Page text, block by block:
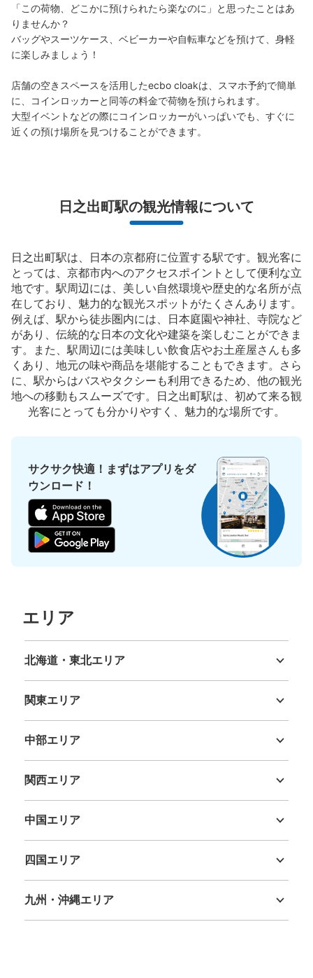
「この荷物、どこかに預けられたら楽なのに」と思ったことはあ
りませんか？
バッグやスーツケース、ベビーカーや自転車などを預けて、身軽
に楽しみましょう！
店舗の空きスペースを活用したecbo cloakは、スマホ予約で簡単
に、コインロッカーと同等の料金で荷物を預けられます。
大型イベントなどの際にコインロッカーがいっぱいでも、すぐに
近くの預け場所を見つけることができます。
日之出町駅の観光情報について
日之出町駅は、日本の京都府に位置する駅です。観光客に
とっては、京都市内へのアクセスポイントとして便利な立
地です。駅周辺には、美しい自然環境や歴史的な名所が点
在しており、魅力的な観光スポットがたくさんあります。
例えば、駅から徒歩圏内には、日本庭園や神社、寺院など
があり、伝統的な日本の文化や建築を楽しむことができま
す。また、駅周辺には美味しい飲食店やお土産屋さんも多
くあり、地元の味や商品を堪能することもできます。さら
に、駅からはバスやタクシーも利用できるため、他の観光
地への移動もスムーズです。日之出町駅は、初めて来る観
光客にとっても分かりやすく、魅力的な場所です。
サクサク快適！まずはアプリをダ
ウンロード！
エリア
北海道・東北エリア
関東エリア
中部エリア
関西エリア
中国エリア
四国エリア
九州・沖縄エリア